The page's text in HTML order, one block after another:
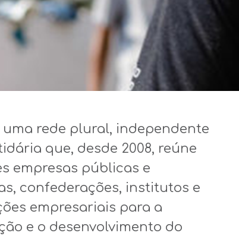
uma rede plural, independente
que, desde 2008, reúne
empresas públicas e
, confederações, institutos e
empresariais para a
e o desenvolvimento do